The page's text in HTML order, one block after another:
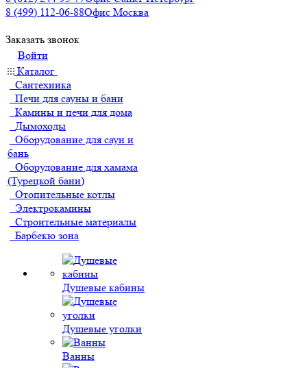
8 (499) 112-06-88Офис Москва
Заказать звонок
Войти
Каталог
Сантехника
Печи для сауны и бани
Камины и печи для дома
Дымоходы
Оборудование для саун и
бань
Оборудование для хамама
(Турецкой бани)
Отопительные котлы
Электрокамины
Строительные материалы
Барбекю зона
Душевые кабины
Душевые уголки
Ванны